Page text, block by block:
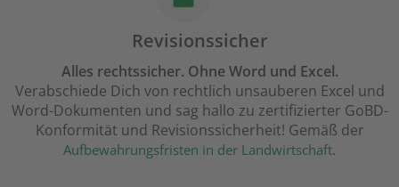
Revisionssicher
Alles rechtssicher. Ohne Word und Excel.
Verabschiede Dich von rechtlich unsauberen Excel und
Word-Dokumenten und sag hallo zu zertifizierter GoBD-
Konformität und Revisionssicherheit! Gemäß der
Aufbewahrungsfristen in der Landwirtschaft.